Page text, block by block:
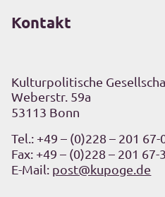
Kontakt
Kulturpolitische
Weberstr. 59a
53113 Bonn
Tel.: +49 – (0)228 – 201 67-
Fax: +49 – (0)228 – 201 67-
E-Mail: post@kupoge.de